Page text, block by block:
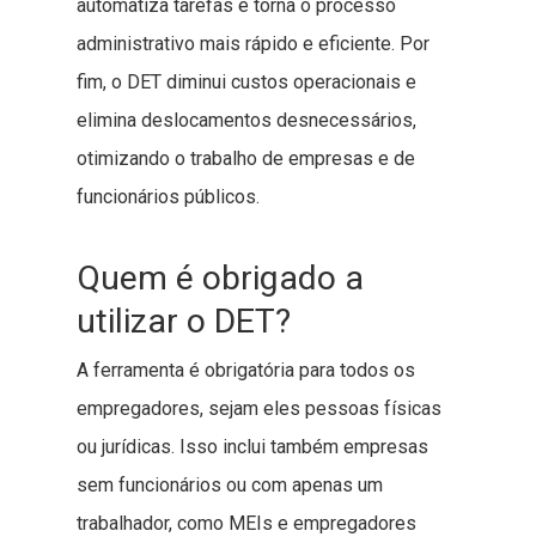
automatiza tarefas e torna o processo
administrativo mais rápido e eficiente. Por
fim, o DET diminui custos operacionais e
elimina deslocamentos desnecessários,
otimizando o trabalho de empresas e de
funcionários públicos.
Quem é obrigado a
utilizar o DET?
A ferramenta é obrigatória para todos os
empregadores, sejam eles pessoas físicas
ou jurídicas. Isso inclui também empresas
sem funcionários ou com apenas um
trabalhador, como MEIs e empregadores